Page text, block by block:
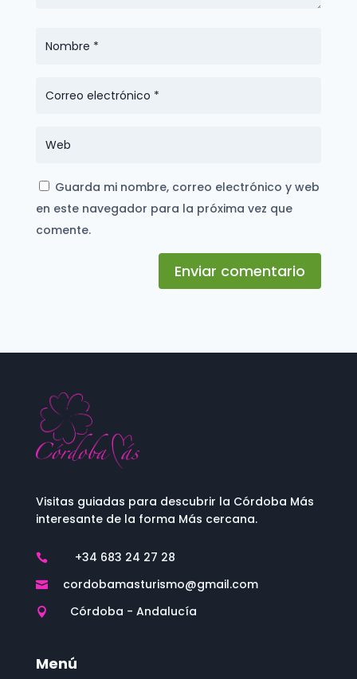
Guarda mi nombre, correo electrónico y web
en este navegador para la próxima vez que
comente.
Enviar comentario
Visitas guiadas para descubrir la Córdoba Más
interesante de la forma Más cercana.
 +34 683 24 27 28
 cordobamasturismo@gmail.com
 Córdoba - Andalucía
Menú